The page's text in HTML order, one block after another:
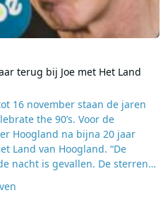
terug bij Joe met Het Land
16 november staan de jaren
the 90’s. Voor de
Hoogland na bijna 20 jaar
Land van Hoogland. “De
nacht is gevallen. De sterren
die er in de jaren